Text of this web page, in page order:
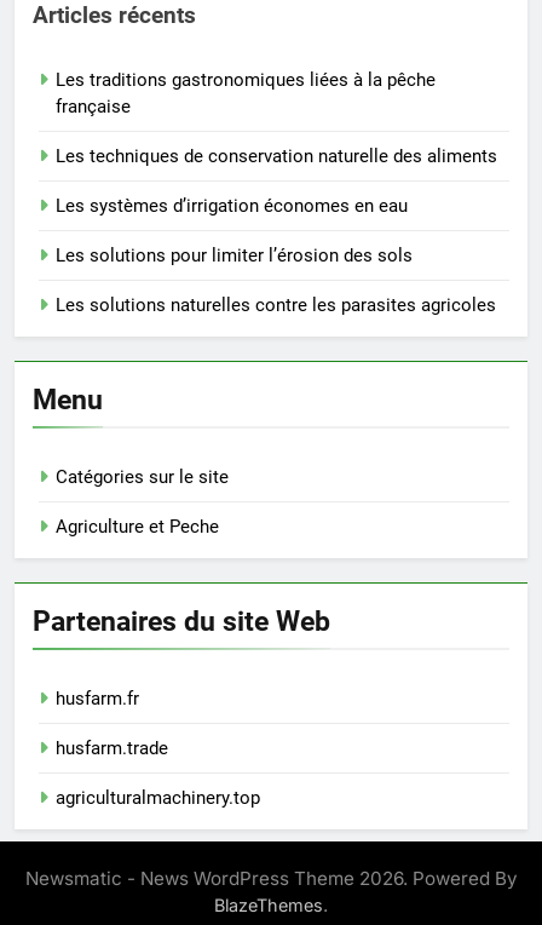
Articles récents
Les traditions gastronomiques liées à la pêche
française
Les techniques de conservation naturelle des aliments
Les systèmes d’irrigation économes en eau
Les solutions pour limiter l’érosion des sols
Les solutions naturelles contre les parasites agricoles
Menu
Catégories sur le site
Agriculture et Peche
Partenaires du site Web
husfarm.fr
husfarm.trade
agriculturalmachinery.top
Newsmatic - News WordPress Theme 2026. Powered By
BlazeThemes.